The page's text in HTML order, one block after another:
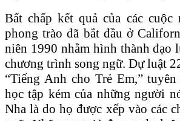
Bất chấp kết quả của các cuộc
phong trào đã bắt đầu ở
niên 1990 nhằm hình thành đạo
chương trình song ngữ. Dự luật
“Tiếng Anh cho Trẻ Em,”
học tập kém của những người
Nha là do họ được xếp vào các